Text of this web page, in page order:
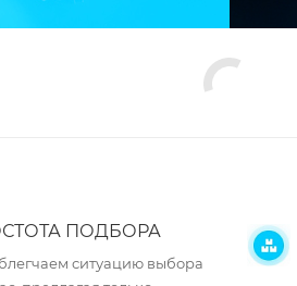
ПОДБОРА
ситуацию выбора